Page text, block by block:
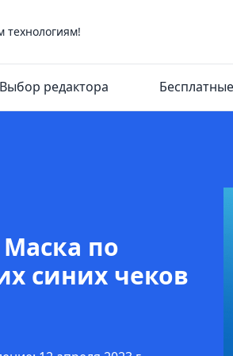
технологиям!
Выбор редактора
по
синих чеков